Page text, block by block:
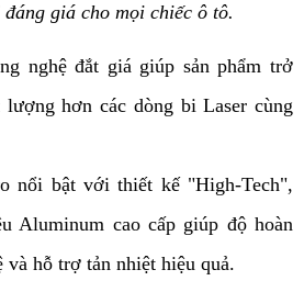
giá cho mọi chiếc ô tô.
nghệ đắt giá giúp sản phẩm trở
hơn các dòng bi Laser cùng
nổi bật với thiết kế "High-Tech",
Aluminum cao cấp giúp độ hoàn
và hỗ trợ tản nhiệt hiệu quả.